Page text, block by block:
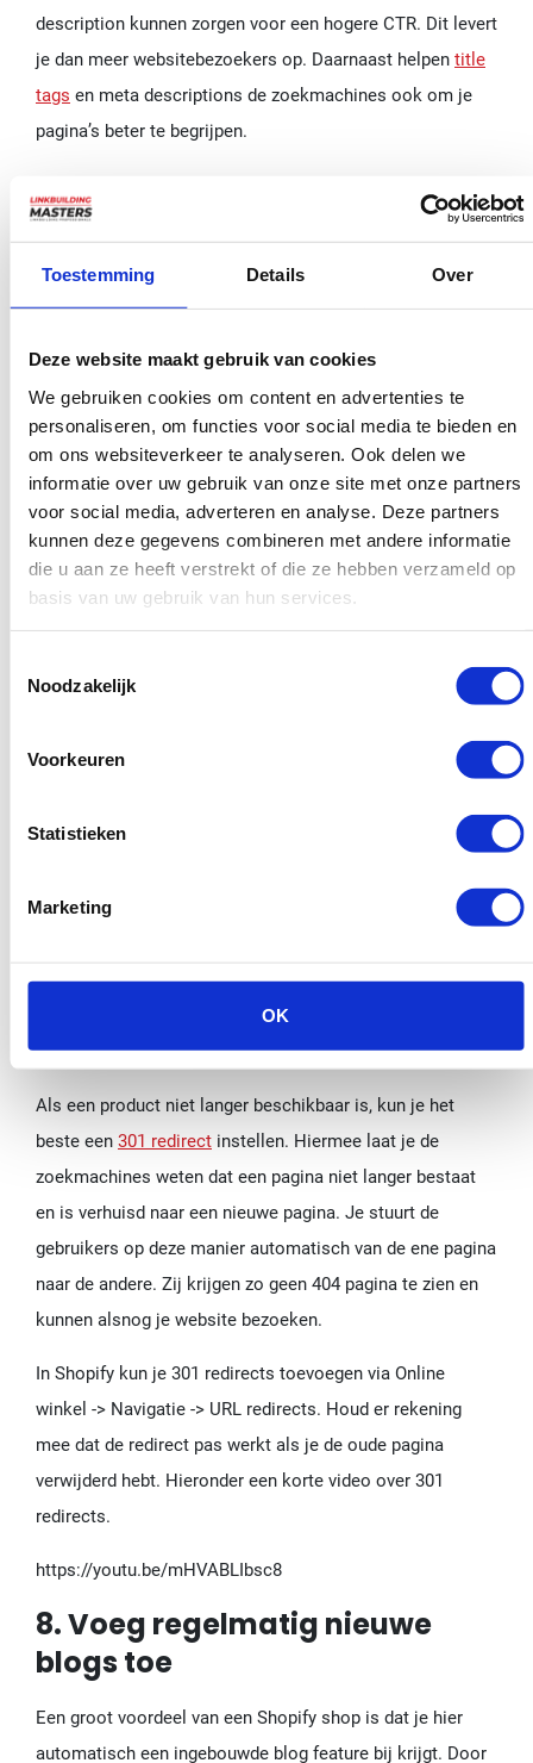
Toestemming Details Over
Deze website maakt gebruik van cookies
We gebruiken cookies om content en advertenties te
personaliseren, om functies voor social media te bieden en
om ons websiteverkeer te analyseren. Ook delen we
informatie over uw gebruik van onze site met onze partners
voor social media, adverteren en analyse. Deze partners
kunnen deze gegevens combineren met andere informatie
die u aan ze heeft verstrekt of die ze hebben verzameld op
basis van uw gebruik van hun services.
Noodzakelijk
Voorkeuren
Statistieken
Marketing
OK
description kunnen zorgen voor een hogere CTR. Dit levert
je dan meer websitebezoekers op. Daarnaast helpen title
tags en meta descriptions de zoekmachines ook om je
pagina’s beter te begrijpen.
relevant en aantrekkelijk is. Verwerk hier ook altijd
pagina in. Je kunt deze data in je Shopify shop aanpassen
6. Verzamel kwalitatieve
backlinks naar je shop
Om hoger te ranken in de zoekmachines is een kwalitatief
backlinkprofiel nog steeds enorm belangrijk. Verzamel
daarom kwalitatieve backlinks van relevante startpagina’s
en blogs. Je kunt ervoor kiezen om eenlinkbuilding
blogartikelen vragen een link naar jouw pagina in hun
Verder is het belangrijk dat je backlinkprofiel natuurlijk
andere anchor teksten. Plaats ook niet in één keer een
groot aantal links, maar maak hier een continu proces
7. Stel 301 redirects in voor
oude productpagina’s
Als een product niet langer beschikbaar is, kun je het
beste een 301 redirect instellen. Hiermee laat je de
zoekmachines weten dat een pagina niet langer bestaat
en is verhuisd naar een nieuwe pagina. Je stuurt de
gebruikers op deze manier automatisch van de ene pagina
naar de andere. Zij krijgen zo geen 404 pagina te zien en
kunnen alsnog je website bezoeken.
In Shopify kun je 301 redirects toevoegen via Online
winkel -> Navigatie -> URL redirects. Houd er rekening
mee dat de redirect pas werkt als je de oude pagina
verwijderd hebt. Hieronder een korte video over 301
redirects.
https://youtu.be/mHVABLIbsc8
8. Voeg regelmatig nieuwe
blogs toe
Een groot voordeel van een Shopify shop is dat je hier
automatisch een ingebouwde blog feature bij krijgt. Door